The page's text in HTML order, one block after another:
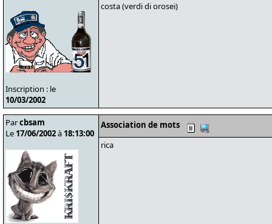
Inscription : le
10/03/2002
costa (verdi di orosei)
Parcbsam
Le 17/06/2002à 18:13:00
Association de mots
rica